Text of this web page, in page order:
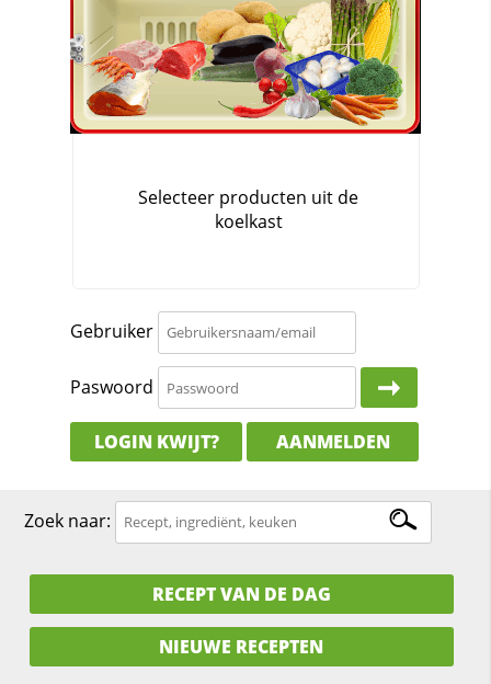
Gebruiker
Paswoord
LOGIN KWIJT? AANMELDEN
Zoek naar:
RECEPT VAN DE DAG
NIEUWE RECEPTEN